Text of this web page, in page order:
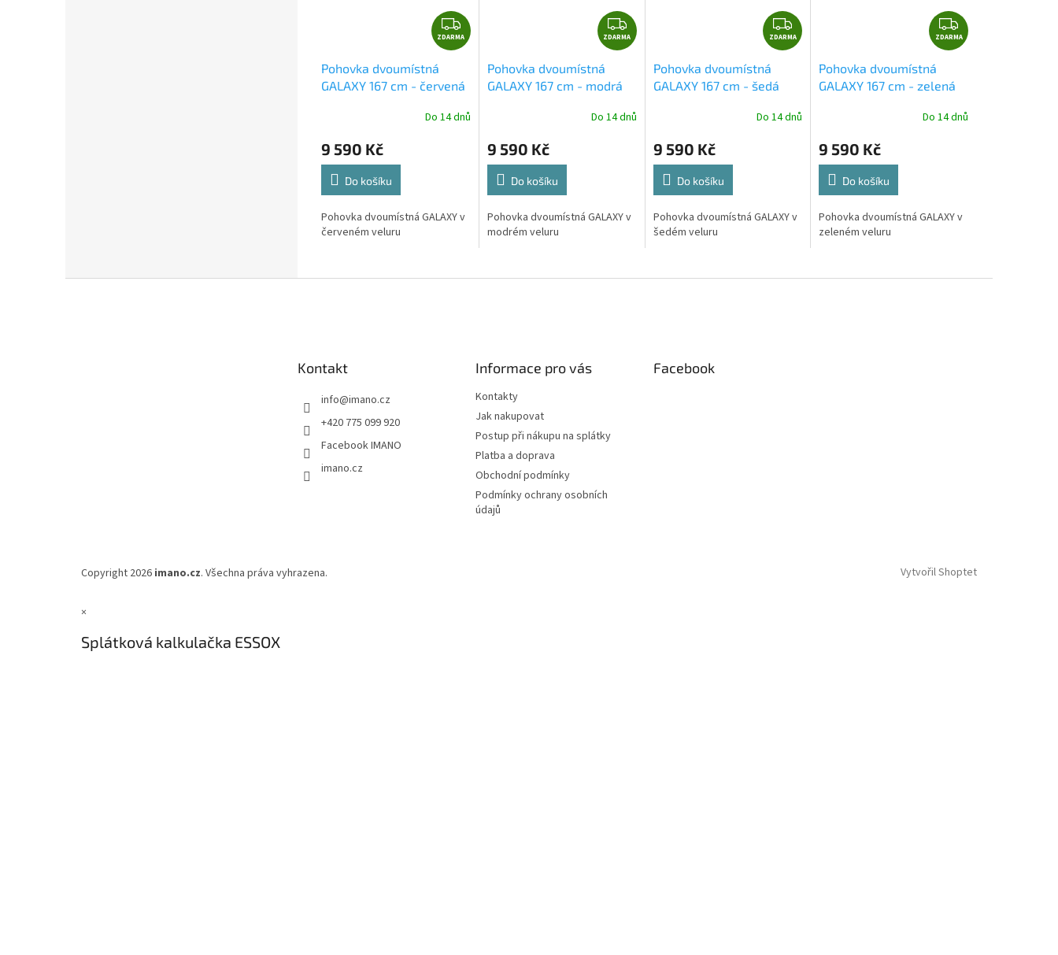
Z
D
R
A
ZDARMA
Pohovka dvoumístná
GALAXY 167 cm - červená
Do 14 dnů
9 590 Kč
Do košíku
Pohovka dvoumístná GALAXY v
červeném veluru
Z
D
A
ZDARMA
Pohovka dvoumístná
GALAXY 167 cm - modrá
Do 14 dnů
9 590 Kč
Do košíku
Pohovka dvoumístná GALAXY v
modrém veluru
Z
D
A
ZDARMA
Pohovka dvoumístná
GALAXY 167 cm - šedá
Do 14 dnů
9 590 Kč
Do košíku
Pohovka dvoumístná GALAXY v
šedém veluru
Z
D
A
ZDARMA
Pohovka dvoumístná
GALAXY 167 cm - zelená
Do 14 dnů
9 590 Kč
Do košíku
Pohovka dvoumístná GALAXY v
zeleném veluru
Kontakt
info@imano.cz
+420 775 099 920
Facebook IMANO
imano.cz
Informace pro vás
Kontakty
Jak nakupovat
Postup při nákupu na splátky
Platba a doprava
Obchodní podmínky
Podmínky ochrany osobních
údajů
Facebook
Vytvořil Shoptet
Copyright 2026 imano.cz. Všechna práva vyhrazena.
×
Splátková kalkulačka ESSOX